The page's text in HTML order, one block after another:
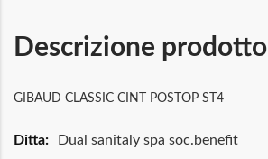
Descrizione prodotto
GIBAUD CLASSIC CINT POSTOP ST4
MaggioriDual sanitaly spa soc.benefit